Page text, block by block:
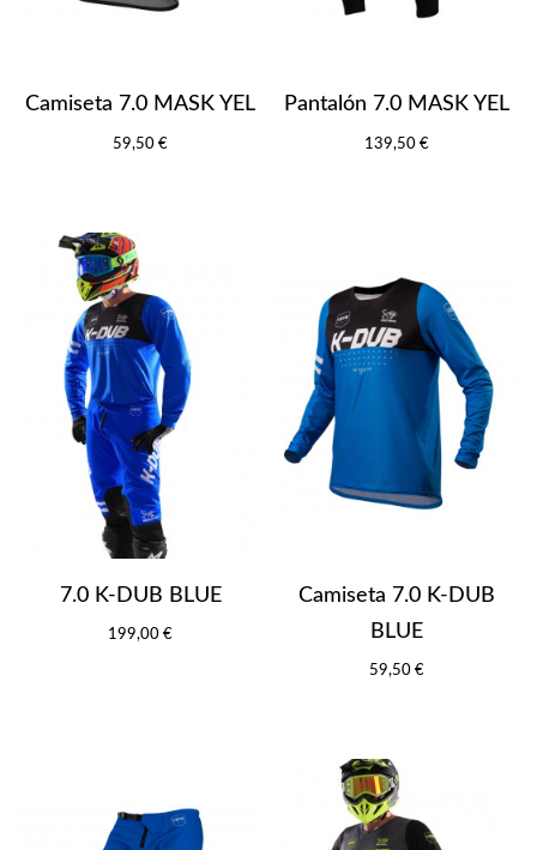
Camiseta 7.0 MASK YEL
59,50 €
Pantalón 7.0 MASK YEL
139,50 €
7.0 K-DUB BLUE
199,00 €
Camiseta 7.0 K-DUB
BLUE
59,50 €